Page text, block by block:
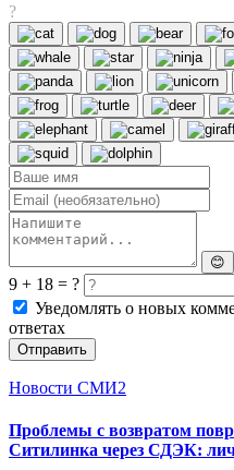
?
😊
9 + 18 = ?
Уведомлять о новых
ответах
Отправить
Новости СМИ2
Проблемы с возвратом
Ситилинка через СДЭК: